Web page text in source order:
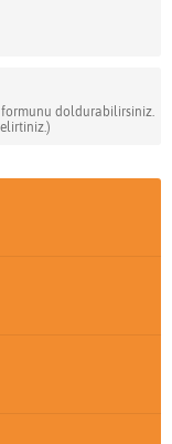
doldurabilirsiniz.